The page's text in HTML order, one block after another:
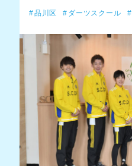
品川区 ダーツスクール